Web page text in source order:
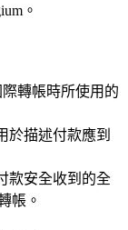
。
轉帳時所使用的
於描述付款應到
款安全收到的全
帳。